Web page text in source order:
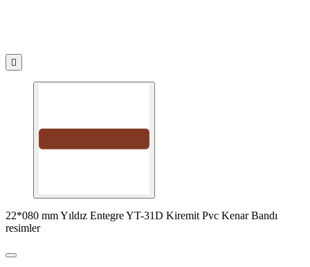

22*080 mm Yıldız Entegre YT-31D Kiremit Pvc Kenar Bandı
resimler